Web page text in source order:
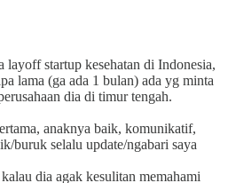
layoff startup kesehatan di Indonesia,
lama (ga ada 1 bulan) ada yg minta
dia di timur tengah.
anaknya baik, komunikatif,
buruk selalu update/ngabari saya
dia agak kesulitan memahami